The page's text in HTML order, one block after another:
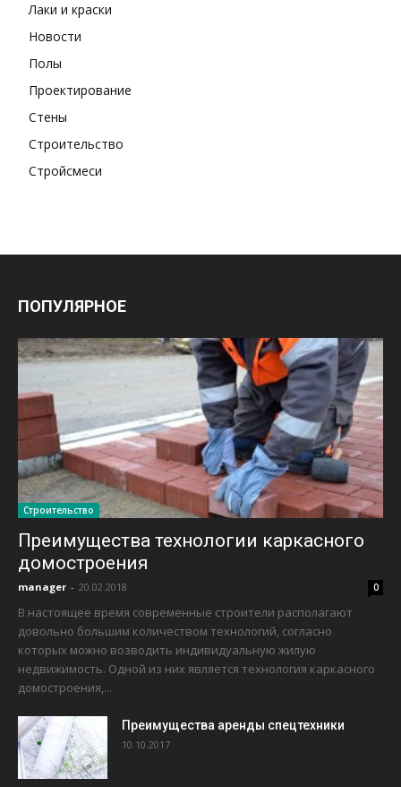
Лаки и краски
Новости
Полы
Проектирование
Стены
Строительство
Стройсмеси
ПОПУЛЯРНОЕ
Строительство
Преимущества технологии каркасного
домостроения
manager - 20.02.2018 0
В настоящее время современные строители располагают
довольно большим количеством технологий, согласно
которых можно возводить индивидуальную жилую
недвижимость. Одной из них является технология каркасного
домостроения,...
Преимущества аренды спецтехники
10.10.2017